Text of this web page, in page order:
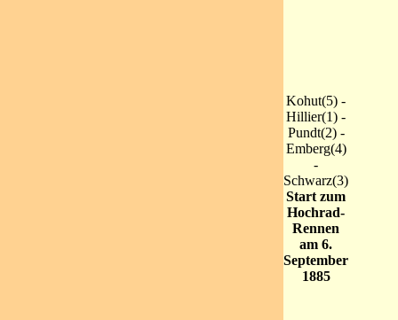
Kohut(5) -
Hillier(1) -
Pundt(2) -
Emberg(4)
-
Schwarz(3)
Start zum
Hochrad-
Rennen
am 6.
September
1885